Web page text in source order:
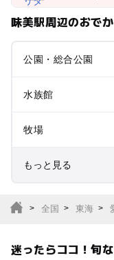
味美駅周辺のおで
公園・総合公園
水族館
牧場
もっと見る
全国 東海
迷ったらココ！旬